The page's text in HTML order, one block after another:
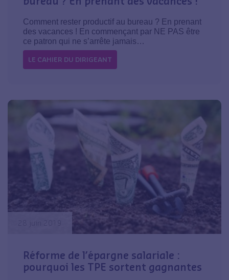
Comment rester productif au bureau ? En prenant
des vacances ! En commençant par NE PAS être
ce patron qui ne s’arrête jamais…
LE CAHIER DU DIRIGEANT
Réforme de l’épargne salariale :
pourquoi les TPE sortent gagnantes